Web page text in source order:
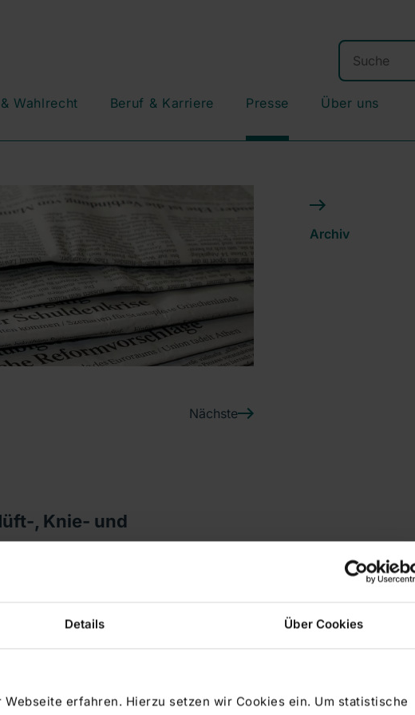
Details Über Cookies
erfahren. Hierzu setzen wir Cookies ein. Um statistische
Wahlrecht Beruf & Karriere Presse Über uns
Nächste
, Knie- und
März 2026 zum kostenfreien
Hüft-, Knie- und Schultergelenk“ in
beeinträchtigen die Lebensqualität
nicht ausreichend, kann ein
Prof. Dr. Andre Steinert, Chefarzt
Archiv